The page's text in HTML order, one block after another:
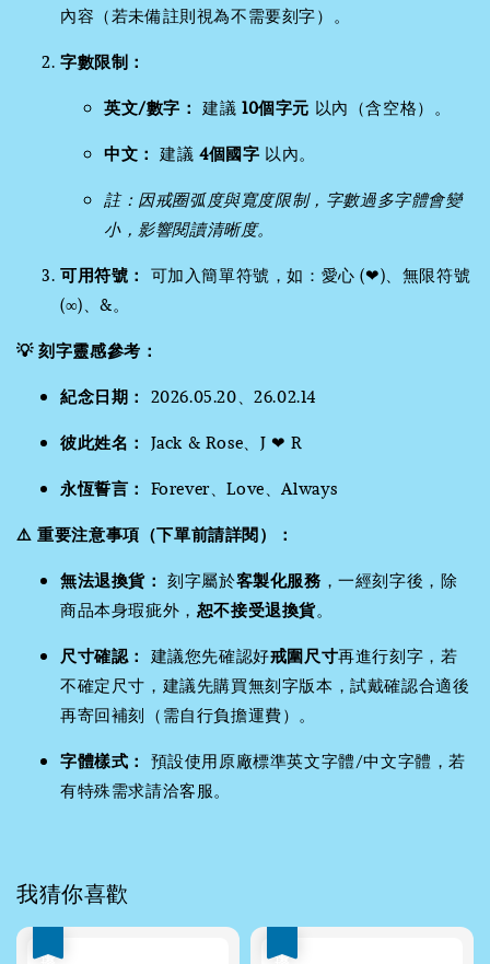
內容（若未備註則視為不需要刻字）。
字數限制：
英文/數字： 建議10個字元 以內（含空格）。
中文： 建議4個國字 以內。
註：因戒圈弧度與寬度限制，字數過多字體會變
小，影響閱讀清晰度。
可用符號： 可加入簡單符號，如：愛心 (❤)、無限符號
(∞)、&。
💡 刻字靈感參考：
紀念日期： 2026.05.20、26.02.14
彼此姓名： Jack & Rose、J ❤ R
永恆誓言： Forever、Love、Always
⚠️ 重要注意事項（下單前請詳閱）：
無法退換貨： 刻字屬於客製化服務 ，一經刻字後，除
商品本身瑕疵外， 恕不接受退換貨。
尺寸確認： 建議您先確認好戒圍尺寸再進行刻字，若
不確定尺寸，建議先購買無刻字版本，試戴確認合適後
再寄回補刻（需自行負擔運費）。
字體樣式： 預設使用原廠標準英文字體/中文字體，若
有特殊需求請洽客服。
我猜你喜歡